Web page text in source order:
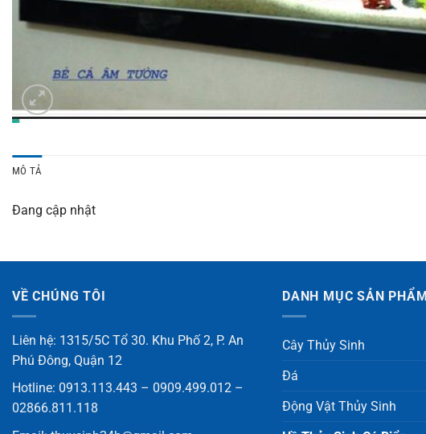
MÔ TẢ
Đang cập nhật
VỀ CHÚNG TÔI
Liên hệ: 1315/5C Tổ 30. Khu Phố 2, P. An
Phú Đông, Quận 12
Hotline: 0913.113.443 – 0909.499.012 –
02866.811.118
DANH MỤC SẢN PHẨM
Cây Thủy Sinh
Đá
Động Vật Thủy Sinh